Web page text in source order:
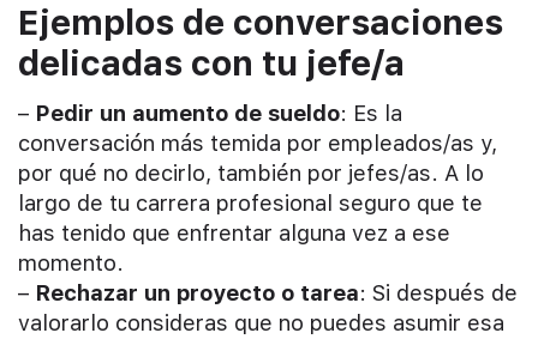
Ejemplos de conversaciones
delicadas con tu jefe/a
– Pedir un aumento de sueldo: Es la
conversación más temida por empleados/as y,
por qué no decirlo, también por jefes/as. A lo
largo de tu carrera profesional seguro que te
has tenido que enfrentar alguna vez a ese
momento.
– Rechazar un proyecto o tarea: Si después de
valorarlo consideras que no puedes asumir esa